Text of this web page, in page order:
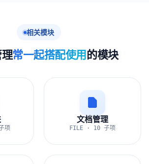
相关模块
常一起搭配使用的模块
项
文档管理
FILE · 10 子项